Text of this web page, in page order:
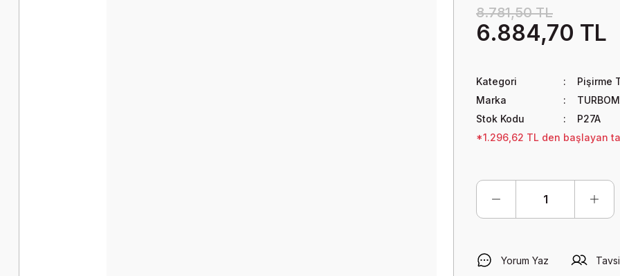
8.781,50 TL
6.884,70 TL
Kategori
Pişirme
Marka
Stok Kodu
P27A
*1.296,62 TL den başlayan
Yorum Yaz